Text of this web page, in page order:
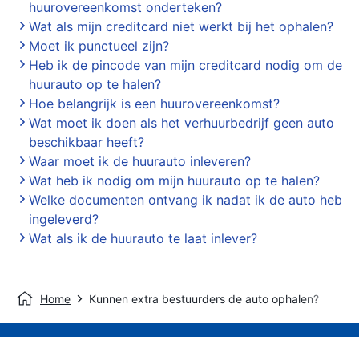
huurovereenkomst onderteken?
Wat als mijn creditcard niet werkt bij het ophalen?
Moet ik punctueel zijn?
Heb ik de pincode van mijn creditcard nodig om de
huurauto op te halen?
Hoe belangrijk is een huurovereenkomst?
Wat moet ik doen als het verhuurbedrijf geen auto
beschikbaar heeft?
Waar moet ik de huurauto inleveren?
Wat heb ik nodig om mijn huurauto op te halen?
Welke documenten ontvang ik nadat ik de auto heb
ingeleverd?
Wat als ik de huurauto te laat inlever?
Home Kunnen extra bestuurders de auto ophalen?